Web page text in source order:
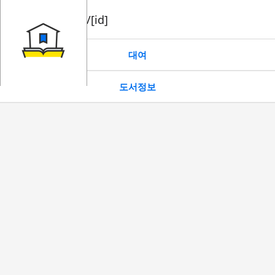
book/rent/[id]
대여
도서정보